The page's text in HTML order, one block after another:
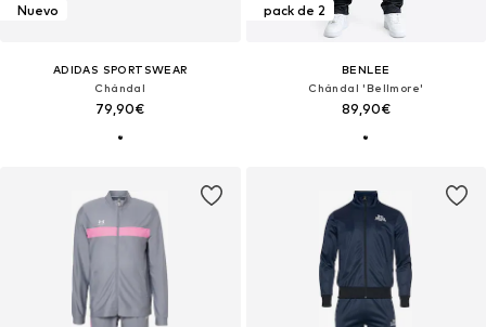
Nuevo
ADIDAS SPORTSWEAR
Chándal
79,90€
pack de 2
BENLEE
Chándal 'Bellmore'
89,90€